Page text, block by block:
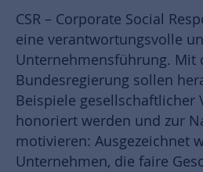
CSR – Corporate Social
eine verantwortungsvolle
Unternehmensführung. Mit
Bundesregierung sollen
Beispiele gesellschaftlicher
honoriert werden und zur
motivieren: Ausgezeichnet
Unternehmen, die faire